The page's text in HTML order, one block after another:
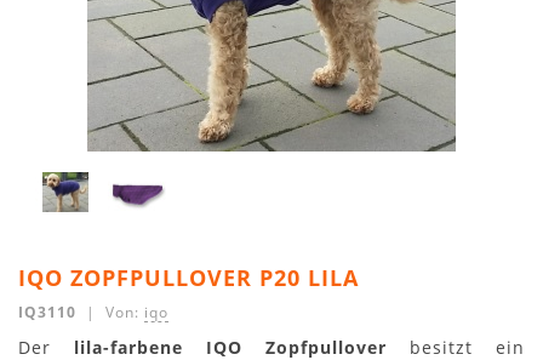
IQO ZOPFPULLOVER P20 LILA
IQ3110 | Von: iqo
Der lila-farbene IQO Zopfpullover besitzt ein